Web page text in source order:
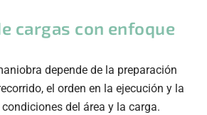
cargas con enfoque
depende de la preparación
el orden en la ejecución y la
del área y la carga.